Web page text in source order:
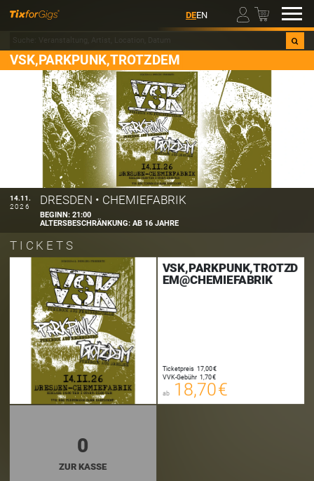
DEEN 00
VSK,PARKPUNK,TROTZDEM
14.11.
2026
DRESDEN • CHEMIEFABRIK
BEGINN:21:00
ALTERSBESCHRÄNKUNG:AB 16 JAHRE
TICKETS
VSK,PARKPUNK,TROTZD
EM@CHEMIEFABRIK
Ticketpreis 17,00 €
VVK-Gebühr 1,70 €
ab 18,70 €
00
0
ZUR KASSE